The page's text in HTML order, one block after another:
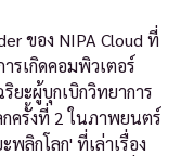
ของ NIPA Cloud ที่
รเกิดคอมพิวเตอร์
ยะผู้บุกเบิกวิทยาการ
ครั้งที่ 2 ในภาพยนตร์
ลิกโลก' ที่เล่าเรื่อง